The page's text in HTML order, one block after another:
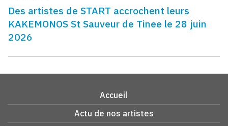
Des artistes de START accrochent leurs
KAKEMONOS St Sauveur de Tinee le 28 juin
2026
Accueil
Actu de nos artistes